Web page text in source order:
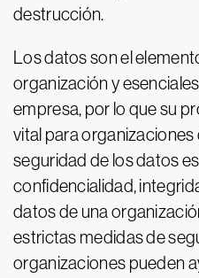
destrucción.
Los datos son el
organización y
empresa, por lo que su
vital para
seguridad de los datos
confidencialidad,
datos de una
estrictas medidas de
organizaciones pueden